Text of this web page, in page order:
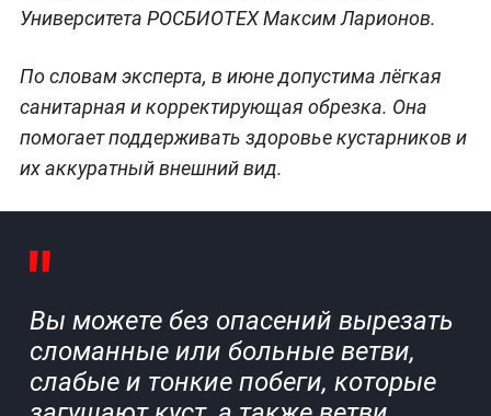
Университета РОСБИОТЕХ Максим Ларионов.
По словам эксперта, в июне допустима лёгкая
санитарная и корректирующая обрезка. Она
помогает поддерживать здоровье кустарников и
их аккуратный внешний вид.
Вы можете без опасений вырезать
сломанные или больные ветви,
слабые и тонкие побеги, которые